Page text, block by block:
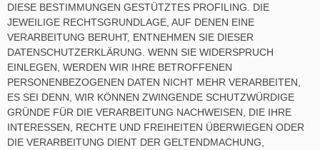
DIESE BESTIMMUNGEN GESTÜTZTES PROFILING. DIE
JEWEILIGE RECHTSGRUNDLAGE, AUF DENEN EINE
VERARBEITUNG BERUHT, ENTNEHMEN SIE DIESER
DATENSCHUTZERKLÄRUNG. WENN SIE WIDERSPRUCH
EINLEGEN, WERDEN WIR IHRE BETROFFENEN
PERSONENBEZOGENEN DATEN NICHT MEHR VERARBEITEN,
ES SEI DENN, WIR KÖNNEN ZWINGENDE SCHUTZWÜRDIGE
GRÜNDE FÜR DIE VERARBEITUNG NACHWEISEN, DIE IHRE
INTERESSEN, RECHTE UND FREIHEITEN ÜBERWIEGEN ODER
DIE VERARBEITUNG DIENT DER GELTENDMACHUNG,